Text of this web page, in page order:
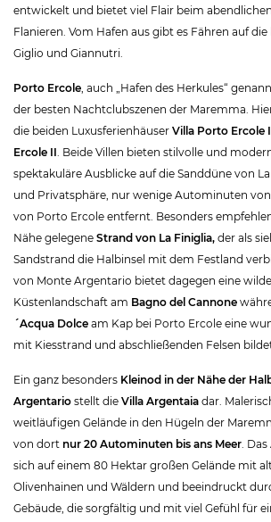
entwickelt und bietet viel Flair beim
Flanieren. Vom Hafen aus gibt es Fähren auf
Giglio und Giannutri.
Porto Ercole, auch „Hafen des Herkules“
der besten Nachtclubszenen der Maremma.
die beiden Luxusferienhäuser Villa Porto Ercole I
Ercole II. Beide Villen bieten stilvolle und
spektakuläre Ausblicke auf die Sanddüne von
und Privatsphäre, nur wenige Autominuten
von Porto Ercole entfernt. Besonders
Nähe gelegene Strand von La Finiglia, der als
Sandstrand die Halbinsel mit dem Festland
von Monte Argentario bietet dagegen eine
Küstenlandschaft am Bagno del Cannone
´Acqua Dolce am Kap bei Porto Ercole eine
mit Kiesstrand und abschließenden Felsen
Ein ganz besonders Kleinod in der Nähe der
Argentario stellt die Villa Argentaia dar.
weitläufigen Gelände in den Hügeln der
von dort nur 20 Autominuten bis ans Meer.
sich auf einem 80 Hektar großen Gelände mit
Olivenhainen und Wäldern und beeindruckt
Gebäude, die sorgfältig und mit viel Gefühl für